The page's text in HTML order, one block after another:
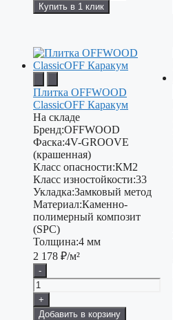
Купить в 1 клик
Плитка OFFWOOD
ClassicOFF Каракум
На складе
Бренд:OFFWOOD
Фаска:4V-GROOVE
(крашенная)
Класс опасности:КМ2
Класс изностойкости:33
Укладка:Замковый метод
Материал:Каменно-
полимерный композит
(SPC)
Толщина:4 мм
2 178 ₽/м²
-
+
Добавить в корзину